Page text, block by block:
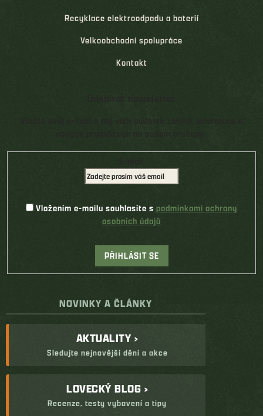
Recyklace elektroodpadu a baterií
Velkoobchodní spolupráce
Kontakt
Vložením e-mailu souhlasíte s podmínkami ochrany
osobních údajů
PŘIHLÁSIT SE
NOVINKY A ČLÁNKY
AKTUALITY ›
Sledujte nejnovější dění a akce
LOVECKÝ BLOG ›
Recenze, testy vybavení a tipy